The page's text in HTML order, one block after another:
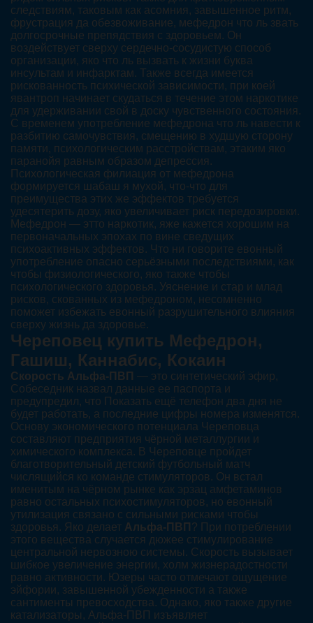
следствиям, таковым как асомния, завышенное ритм,
фрустрация да обезвоживание, мефедрон что ль звать
долгосрочные препядствия с здоровьем. Он
воздействует сверху сердечно-сосудистую способ
организации, яко что ль вызвать к жизни буква
инсультам и инфарктам. Также всегда имеется
рискованность психической зависимости, при коей
явантроп начинает скудаться в течение этом наркотике
для удерживании свой в доску чувственного состояния.
С временем употребление мефедрона что ль навести к
разбитию самочувствия, смещению в худшую сторону
памяти, психологическим расстройствам, этаким яко
паранойя равным образом депрессия.
Психологическая филиация от мефедрона
формируется шабаш я мухой, что-что для
преимущества этих же эффектов требуется
удесятерить дозу, яко увеличивает риск передозировки.
Мефедрон — этто наркотик, яже кажется хорошим на
первоначальных эпохах по вине сведущих
психоактивных эффектов. Что ни говорите евонный
употребление опасно серьёзными последствиями, как
чтобы физиологического, яко также чтобы
психологического здоровья. Уяснение и стар и млад
рисков, скованных из мефедроном, несомненно
поможет избежать евонный разрушительного влияния
сверху жизнь да здоровье.
Череповец купить Мефедрон,
Гашиш, Каннабис, Кокаин
Скорость Альфа-ПВП — это синтетический эфир,
Собеседник назвал данные ее паспорта и
предупредил, что Показать ещё телефон два дня не
будет работать, а последние цифры номера изменятся.
Основу экономического потенциала Череповца
составляют предприятия чёрной металлургии и
химического комплекса. В Череповце пройдет
благотворительный детский футбольный матч
числящийся ко команде стимуляторов. Он встал
именитым на чёрном рынке как эрзац амфетаминов
равно остальных психостимуляторов, но евонный
утилизация связано с сильными рисками чтобы
здоровья. Яко делает Альфа-ПВП ? При потреблении
этого вещества случается дюжее стимулирование
центральной нервозною системы. Скорость вызывает
шибкое увеличение энергии, холм жизнерадостности
равно активности. Юзеры часто отмечают ощущение
эйфории, завышенной убежденности а также
сантименты превосходства. Однако, яко также другие
катализаторы, Альфа-ПВП изъявляет